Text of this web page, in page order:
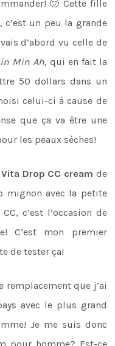
🙂 Cette fille
un peu la grande
d’abord vu celle de
Min Ah, qui en fait la
50 dollars dans un
celui-ci à cause de
que ça va être une
les peaux sèches!
Vita Drop CC cream de
mignon avec la petite
c’est l’occasion de
C’est mon premier
de tester ça!
remplacement que j’ai
avec le plus grand
Je me suis donc
pour homme? Est-ce